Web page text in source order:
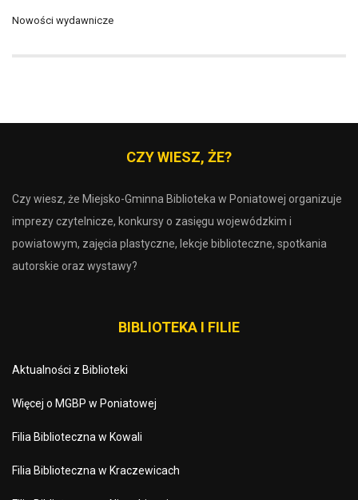
Nowości wydawnicze
CZY WIESZ, ŻE?
Czy wiesz, że Miejsko-Gminna Biblioteka w Poniatowej organizuje
imprezy czytelnicze, konkursy o zasięgu wojewódzkim i
powiatowym, zajęcia plastyczne, lekcje biblioteczne, spotkania
autorskie oraz wystawy?
BIBLIOTEKA I FILIE
Aktualności z Biblioteki
Więcej o MGBP w Poniatowej
Filia Biblioteczna w Kowali
Filia Biblioteczna w Kraczewicach